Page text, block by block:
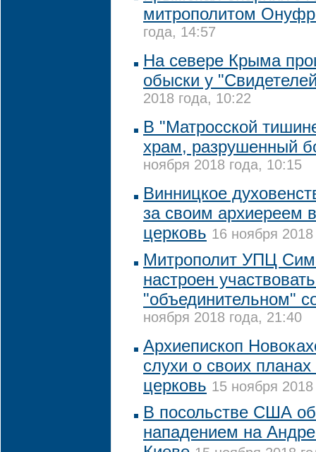
митрополитом
года, 14:57
На севере Крыма
обыски у
2018 года, 10:22
В "Матросской
храм, разрушенный
ноября 2018 года, 10:15
Винницкое
за своим архиереем
церковь 16 ноября
Митрополит УПЦ
настроен
"объединительном"
ноября 2018 года, 21:40
Архиепископ
слухи о своих
церковь 15 ноября
В посольстве США
нападением на